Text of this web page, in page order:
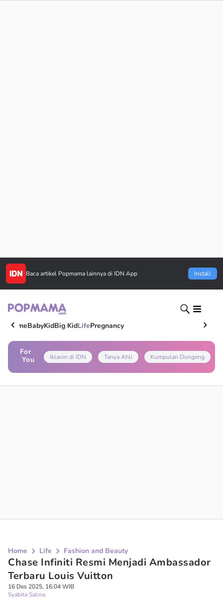
Baca artikel Popmama lainnya di IDN App Install
HomeBabyKidBig KidLifePregnancy
For
You
Iklanin di IDN Tanya Ahli Kumpulan Dongeng
Home Life Fashion and Beauty
Chase Infiniti Resmi Menjadi Ambassador
Terbaru Louis Vuitton
16 Des 2025, 16:04 WIB
Syabita Salma